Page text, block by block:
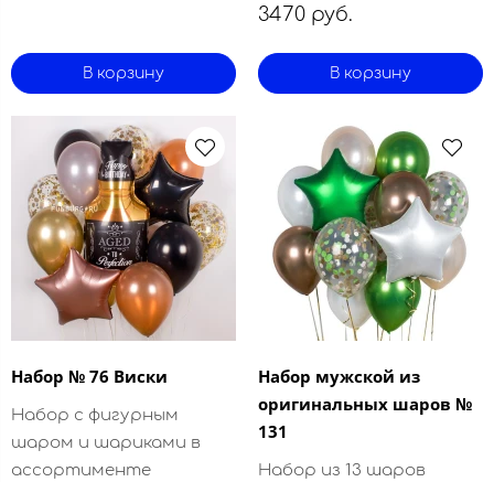
В корзину
3470 руб.
В корзину
Набор № 76 Виски
Набор с фигурным
шаром и шариками в
ассортименте
Набор мужской из
оригинальных шаров №
131
Набор из 13 шаров